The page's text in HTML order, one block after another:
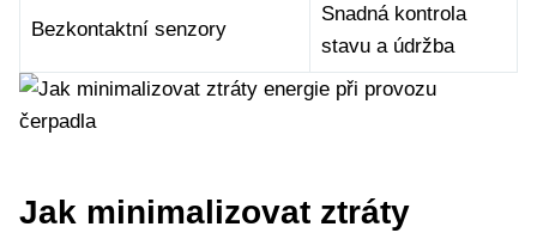
Bezkontaktní senzory
Snadná kontrola
stavu a údržba
Jak minimalizovat ztráty